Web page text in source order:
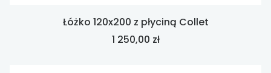
Łóżko 120x200 z płyciną Collet
Cena
1 250,00 zł